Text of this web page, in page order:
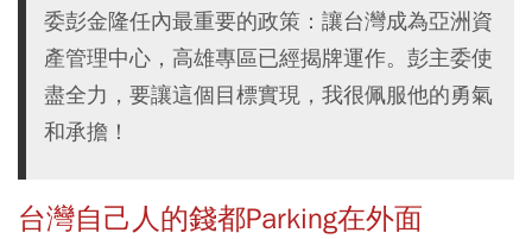
委彭金隆任內最重要的政策：讓台灣成為亞洲資
產管理中心，高雄專區已經揭牌運作。彭主委使
盡全力，要讓這個目標實現，我很佩服他的勇氣
和承擔！
台灣自己人的錢都Parking在外面